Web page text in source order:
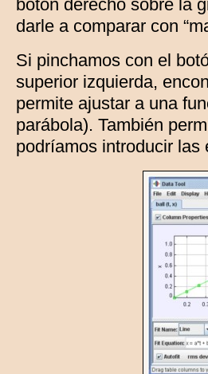
botón derecho sobre la
darle a comparar con
Si pinchamos con el
superior izquierda,
permite ajustar a una
parábola). También
podríamos introducir